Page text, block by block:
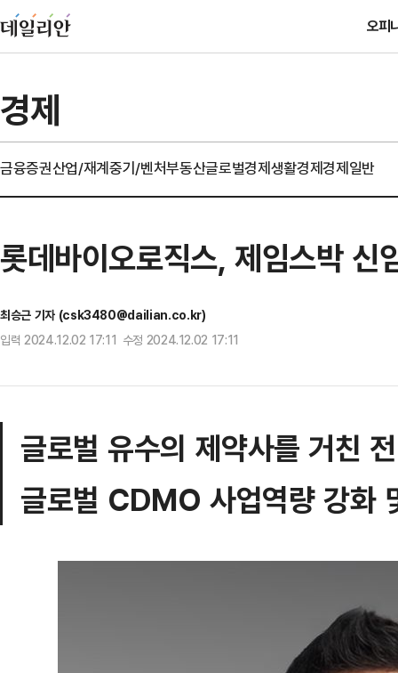
오피
경제
금융증권산업/재계중기/벤처부동산글로벌경제생활경제경제일반
롯데바이오로직스, 제임스박 신
최승근 기자 (csk3480@dailian.co.kr)
입력 2024.12.02 17:11 수정 2024.12.02 17:11
글로벌 유수의 제약사를 거친
글로벌 CDMO 사업역량 강화